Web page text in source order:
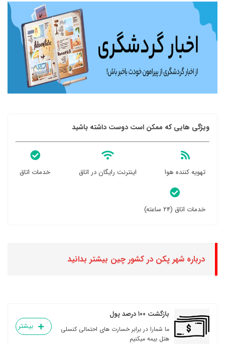
ویژگی هایی که ممکن است دوست داشته باشید
تهویه کننده هوا اینترنت رایگان در اتاق خدمات اتاق
خدمات اتاق (۲۴ ساعته)
درباره شهر پکن در کشور چین بیشتر بدانید
بازگشت ۱۰۰ درصد پول
ما شمارا در برابر خسارت های احتمالی کنسلی
هتل بیمه میکنیم
بیشتر